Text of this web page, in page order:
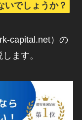
いでしょうか？
capital.net）の
ます。